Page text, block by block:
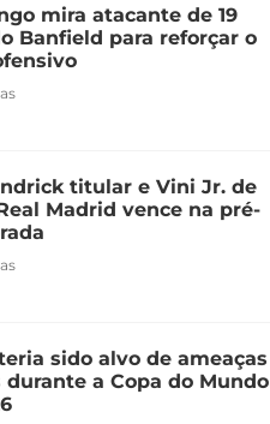
mira atacante de 19
Banfield para reforçar o
titular e Vini Jr. de
Madrid vence na pré-
sido alvo de ameaças
durante a Copa do Mundo